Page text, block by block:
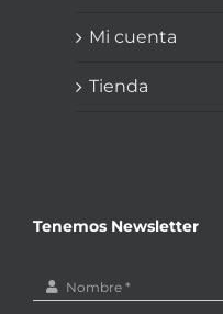
Mi cuenta
Tienda
Tenemos Newsletter